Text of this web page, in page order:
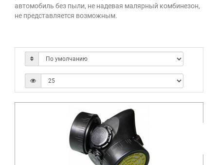
автомобиль без пыли, не надевая малярный комбинезон,
не представляется возможным.